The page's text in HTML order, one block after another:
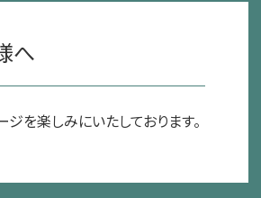
へ
を楽しみにいたしております。